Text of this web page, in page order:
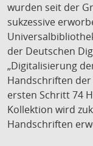
wurden seit der
sukzessive
der Deutschen
„Digitalisierung
Handschriften der
ersten Schritt 74
Kollektion wird
Handschriften